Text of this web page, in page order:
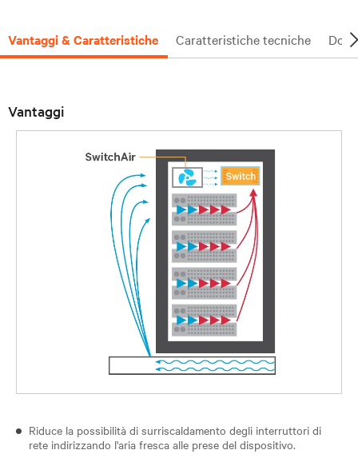
Vantaggi & Caratteristiche Caratteristiche tecniche
Vantaggi
Riduce la possibilità di surriscaldamento degli interruttori di
rete indirizzando l'aria fresca alle prese del dispositivo.